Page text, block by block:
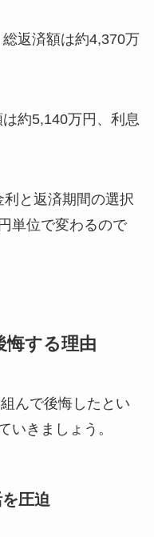
返済額は約4,370万
約5,140万円、利息
と返済期間の選択
単位で変わるので
悔する理由
んで後悔したとい
いきましょう。
圧迫